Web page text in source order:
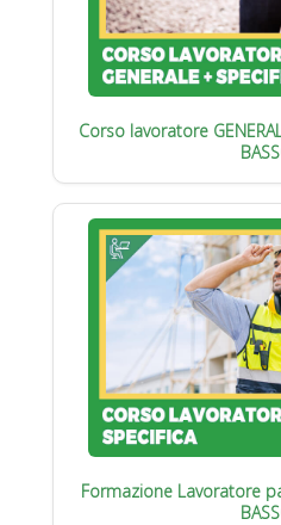
Corso lavoratore
Formazione Lavoratore